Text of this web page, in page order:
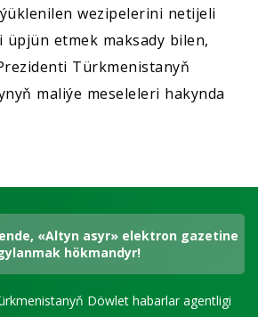
wezipelerini netijeli
etmek maksady bilen,
Türkmenistanyň
maliýe meseleleri hakynda
«Altyn asyr» elektron gazetine
hökmandyr!
Döwlet habarlar agentligi